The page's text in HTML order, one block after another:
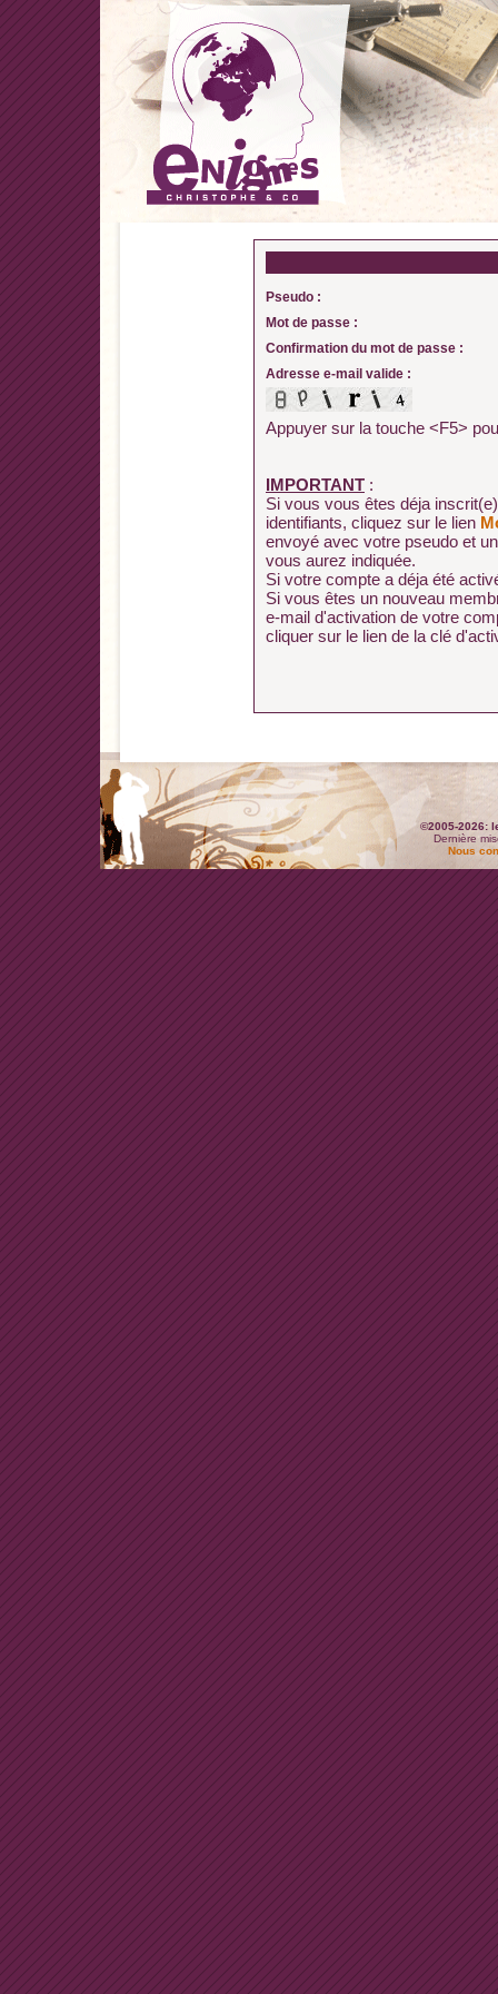
Pseudo :
Mot de passe :
Confirmation du mot de passe :
Adresse e-mail valide :
Appuyer sur la touche <F5>
IMPORTANT :
Si vous vous êtes déja
identifiants, cliquez sur le lien
envoyé avec votre pseudo et
vous aurez indiquée.
Si votre compte a déja été
Si vous êtes un nouveau
e-mail d'activation de votre
cliquer sur le lien de la clé
©2005-2026:
Dernière
Nous